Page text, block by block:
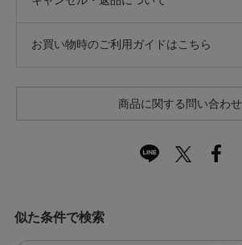
お買い物時のご利用ガイドはこちら
商品に関する問い合わせ
似た条件で検索